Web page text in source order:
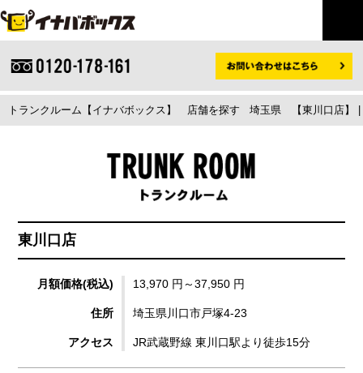
トランクルーム【イナバボックス】 店舗を探す 埼玉県 【東川口店】
東川口店
月額価格(税込) 13,970 円～37,950 円
住所 埼玉県川口市戸塚4-23
アクセス JR武蔵野線 東川口駅より徒歩15分